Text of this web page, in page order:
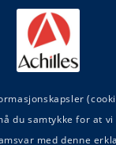
du samtykke for at vi
med denne